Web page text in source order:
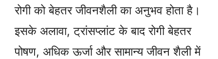
रोगी को बेहतर जीवनशैली का अनुभव होता है।
इसके अलावा, ट्रांसप्लांट के बाद रोगी बेहतर
पोषण, अधिक ऊर्जा और सामान्य जीवन शैली में